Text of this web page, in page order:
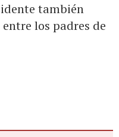
también
los padres de